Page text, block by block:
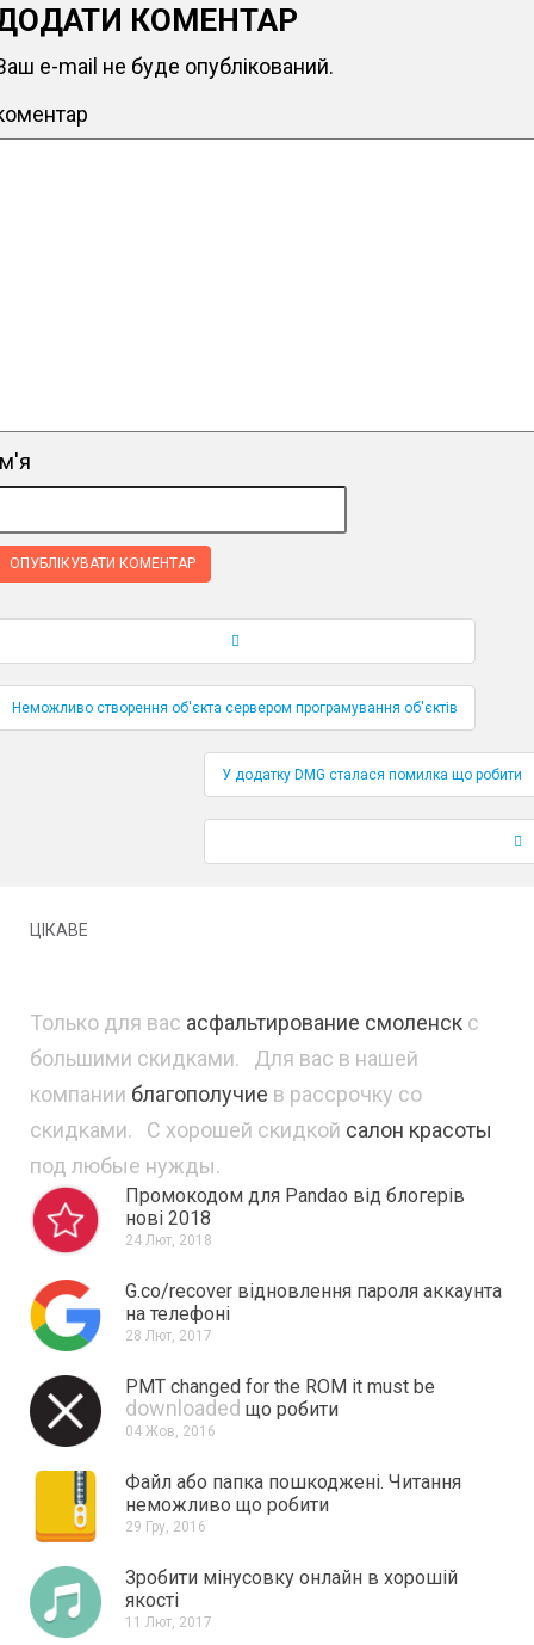
КОМЕНТАР
e-mail не буде опублікований.
по публікаціям
Неможливо створення об'єкта сервером програмування об'єктів
У додатку DMG сталася помилка що робити
ЦІКАВЕ
Только для вас асфальтирование смоленск с
большими скидками. Для вас в нашей
компании благополучие в рассрочку со
скидками. С хорошей скидкой салон красоты
под любые нужды.
Промокодом для Pandao від блогерів
нові 2018
24 Лют, 2018
G.co/recover відновлення пароля аккаунта
на телефоні
28 Лют, 2017
PMT changed for the ROM it must be
downloaded що робити
04 Жов, 2016
Файл або папка пошкоджені. Читання
неможливо що робити
29 Гру, 2016
Зробити мінусовку онлайн в хорошій
якості
11 Лют, 2017